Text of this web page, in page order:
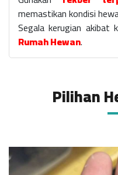
memastikan kondisi
Segala kerugian akibat
Rumah Hewan.
Pilihan